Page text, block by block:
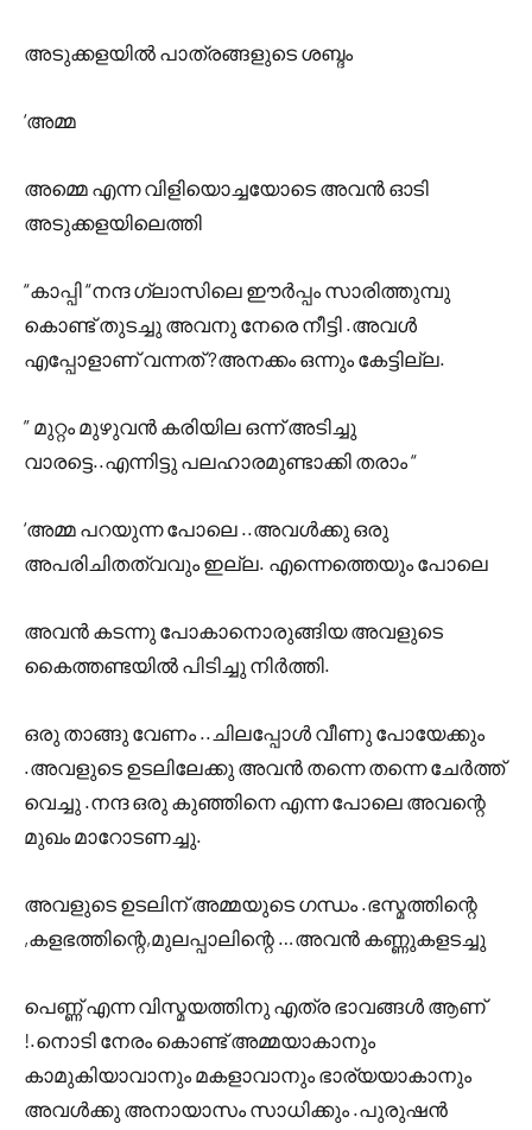
അടുക്കളയിൽ പാത്രങ്ങളുടെ ശബ്ദം
‘അമ്മ
അമ്മെ എന്ന വിളിയൊച്ചയോടെ അവൻ ഓടി
അടുക്കളയിലെത്തി
“കാപ്പി “നന്ദ ഗ്ലാസിലെ ഈർപ്പം സാരിത്തുമ്പു
കൊണ്ട് തുടച്ചു അവനു നേരെ നീട്ടി .അവൾ
എപ്പോളാണ് വന്നത് ?അനക്കം ഒന്നും കേട്ടില്ല.
” മുറ്റം മുഴുവൻ കരിയില ഒന്ന് അടിച്ചു
വാരട്ടെ..എന്നിട്ടു പലഹാരമുണ്ടാക്കി തരാം “
‘അമ്മ പറയുന്ന പോലെ ..അവൾക്കു ഒരു
അപരിചിതത്വവും ഇല്ല. എന്നെത്തെയും പോലെ
അവൻ കടന്നു പോകാനൊരുങ്ങിയ അവളുടെ
കൈത്തണ്ടയിൽ പിടിച്ചു നിർത്തി.
ഒരു താങ്ങു വേണം ..ചിലപ്പോൾ വീണു പോയേക്കും
.അവളുടെ ഉടലിലേക്കു അവൻ തന്നെ തന്നെ ചേർത്ത്
വെച്ചു .നന്ദ ഒരു കുഞ്ഞിനെ എന്ന പോലെ അവന്റെ
മുഖം മാറോടണച്ചു.
അവളുടെ ഉടലിന് അമ്മയുടെ ഗന്ധം .ഭസ്മത്തിന്റെ
,കളഭത്തിന്റെ,മുലപ്പാലിന്റെ …അവൻ കണ്ണുകളടച്ചു
പെണ്ണ് എന്ന വിസ്മയത്തിനു എത്ര ഭാവങ്ങൾ ആണ്
!.നൊടി നേരം കൊണ്ട് അമ്മയാകാനും
കാമുകിയാവാനും മകളാവാനും ഭാര്യയാകാനും
അവൾക്കു അനായാസം സാധിക്കും .പുരുഷൻ